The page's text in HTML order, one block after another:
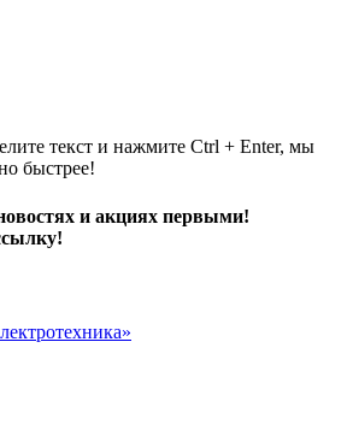
текст и нажмите Ctrl + Enter, мы
быстрее!
и акциях первыми!